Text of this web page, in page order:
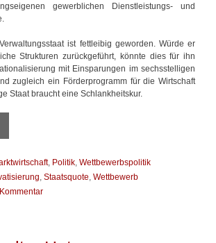
gewerblichen Dienstleistungs- und
ist fettleibig geworden. Würde er
Strukturen zurückgeführt, könnte dies für ihn
mit Einsparungen im sechsstelligen
zugleich ein Förderprogramm für die Wirtschaft
Staat braucht eine Schlankheitskur.
, Politik,Wettbewerbspolitik
,Staatsquote,Wettbewerb